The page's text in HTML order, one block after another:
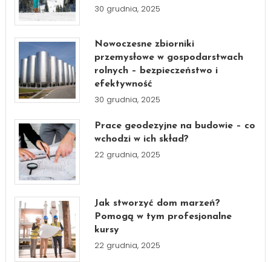
30 grudnia, 2025
Nowoczesne zbiorniki
przemysłowe w gospodarstwach
rolnych – bezpieczeństwo i
efektywność
30 grudnia, 2025
Prace geodezyjne na budowie – co
wchodzi w ich skład?
22 grudnia, 2025
Jak stworzyć dom marzeń?
Pomogą w tym profesjonalne
kursy
22 grudnia, 2025